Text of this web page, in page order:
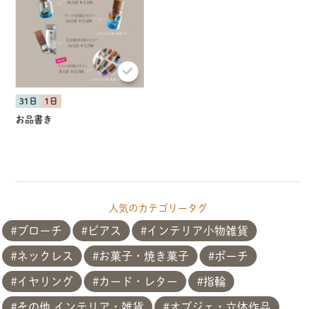
31日 1日
お品書き
人気のカテゴリータグ
ブローチ ピアス インテリア小物雑貨
ネックレス お菓子・焼き菓子 ポーチ
イヤリング カード・レター 指輪